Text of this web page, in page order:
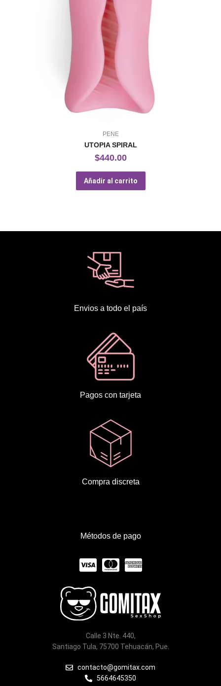
PENE
UTOPIA SPIRAL
$440.00
Añadir al carrito
Envios a todo el país
Pagos con tarjeta
Compra discreta
Métodos de pago
C
c
-
v
i
s
a
C
-
m
a
s
t
C
-
a
m
e
x
Calle 3 Nte. 440,
Santiago Tula, 75700 Tehuacán, Pue.
contacto@gomitax.com
5664645350